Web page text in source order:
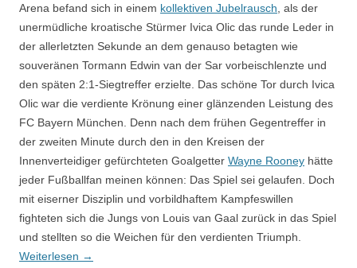
Arena befand sich in einem kollektiven Jubelrausch , als der
unermüdliche kroatische Stürmer Ivica Olic das runde Leder in
der allerletzten Sekunde an dem genauso betagten wie
souveränen Tormann Edwin van der Sar vorbeischlenzte und
den späten 2:1-Siegtreffer erzielte. Das schöne Tor durch Ivica
Olic war die verdiente Krönung einer glänzenden Leistung des
FC Bayern München. Denn nach dem frühen Gegentreffer in
der zweiten Minute durch den in den Kreisen der
Innenverteidiger gefürchteten Goalgetter Wayne Rooney hätte
jeder Fußballfan meinen können: Das Spiel sei gelaufen. Doch
mit eiserner Disziplin und vorbildhaftem Kampfeswillen
fighteten sich die Jungs von Louis van Gaal zurück in das Spiel
und stellten so die Weichen für den verdienten Triumph.
Weiterlesen →